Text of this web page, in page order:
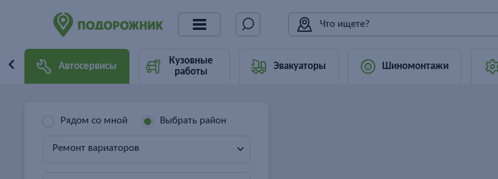
Что ищете?
Автосервисы
Кузовные
работы
Эвакуаторы Шиномонтажи
Рядом со мной Выбрать район
Ремонт вариаторов